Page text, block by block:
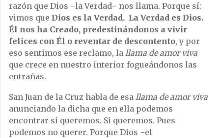
razón que Dios −la Verdad− nos llama. Porque sí:
vimos que Dios es la Verdad. La Verdad es Dios.
Él nos ha Creado, predestinándonos a vivir
felices con Él o reventar de descontento, y por
eso sentimos ese reclamo, la llama de amor viva
que crece en nuestro interior fogueándonos las
entrañas.
San Juan de la Cruz habla de esa llama de amor viva
anunciando la dicha que en ella podemos
encontrar si queremos. Si queremos. Pues
podemos no querer. Porque Dios −el